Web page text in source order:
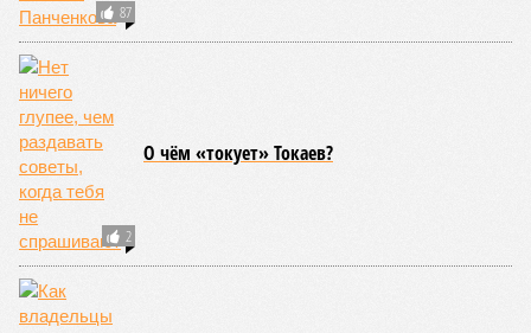
87
2
О чём «токует» Токаев?